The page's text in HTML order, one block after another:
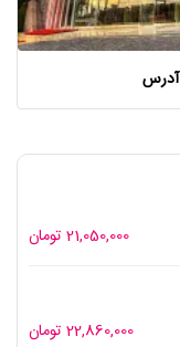
آدرس
21,050,000 تومان
22,860,000 تومان